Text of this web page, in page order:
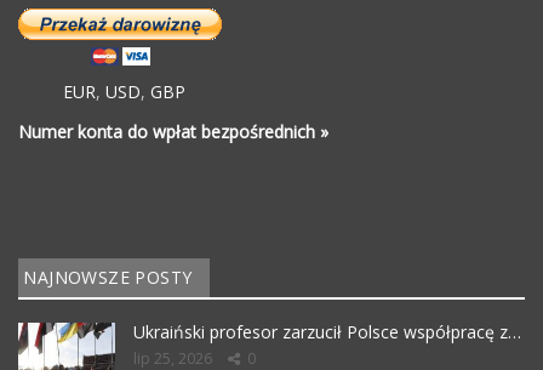
EUR, USD, GBP
Numer konta do wpłat bezpośrednich »
NAJNOWSZE POSTY
Ukraiński profesor zarzucił Polsce współpracę z…
lip 25, 2026 0